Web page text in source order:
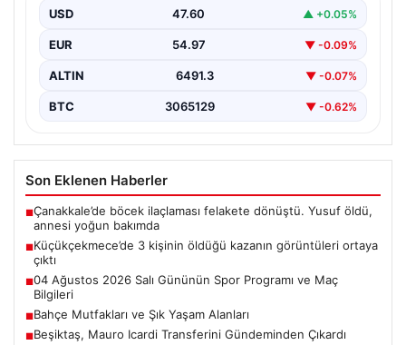
Ölümüne Neden Olan Kaza Güvenlik Kamerası
Görüntüleriyle Ortaya Çıktı”,…
USD 47.60 ▲ +0.05%
EUR 54.97 ▼ -0.09%
ALTIN 6491.3 ▼ -0.07%
BTC 3065129 ▼ -0.62%
Son Eklenen Haberler
■Çanakkale’de böcek ilaçlaması felakete dönüştü. Yusuf öldü,
annesi yoğun bakımda
■Küçükçekmece’de 3 kişinin öldüğü kazanın görüntüleri ortaya
çıktı
■04 Ağustos 2026 Salı Gününün Spor Programı ve Maç
Bilgileri
■Bahçe Mutfakları ve Şık Yaşam Alanları
■Beşiktaş, Mauro Icardi Transferini Gündeminden Çıkardı